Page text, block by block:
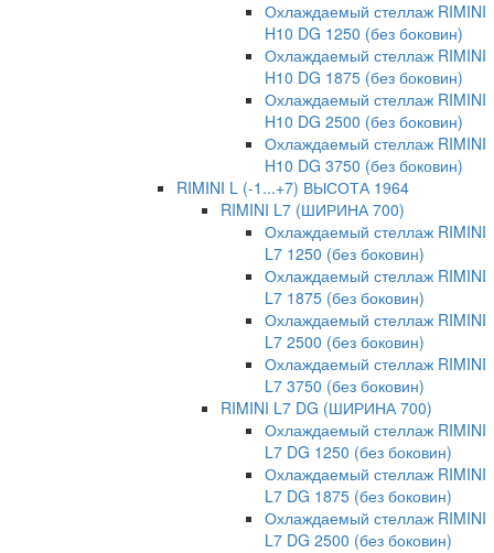
Охлаждаемый стеллаж RIMINI
H10 DG 1250 (без боковин)
Охлаждаемый стеллаж RIMINI
H10 DG 1875 (без боковин)
Охлаждаемый стеллаж RIMINI
H10 DG 2500 (без боковин)
Охлаждаемый стеллаж RIMINI
H10 DG 3750 (без боковин)
RIMINI L (-1...+7) ВЫСОТА 1964
RIMINI L7 (ШИРИНА 700)
Охлаждаемый стеллаж RIMINI
L7 1250 (без боковин)
Охлаждаемый стеллаж RIMINI
L7 1875 (без боковин)
Охлаждаемый стеллаж RIMINI
L7 2500 (без боковин)
Охлаждаемый стеллаж RIMINI
L7 3750 (без боковин)
RIMINI L7 DG (ШИРИНА 700)
Охлаждаемый стеллаж RIMINI
L7 DG 1250 (без боковин)
Охлаждаемый стеллаж RIMINI
L7 DG 1875 (без боковин)
Охлаждаемый стеллаж RIMINI
L7 DG 2500 (без боковин)